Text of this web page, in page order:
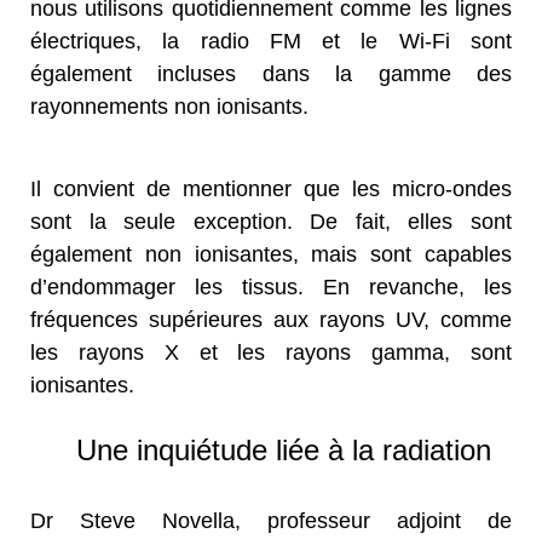
nous utilisons quotidiennement comme les lignes
électriques, la radio FM et le Wi-Fi sont
également incluses dans la gamme des
rayonnements non ionisants.
Il convient de mentionner que les micro-ondes
sont la seule exception. De fait, elles sont
également non ionisantes, mais sont capables
d’endommager les tissus. En revanche, les
fréquences supérieures aux rayons UV, comme
les rayons X et les rayons gamma, sont
ionisantes.
Une inquiétude liée à la radiation
Dr Steve Novella, professeur adjoint de